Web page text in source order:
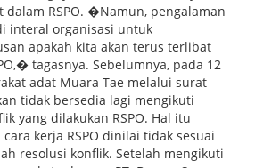
RSPO. �Namun, pengalaman
interal organisasi untuk
apakah kita akan terus terlibat
tagasnya. Sebelumnya, pada 12
adat Muara Tae melalui surat
tidak bersedia lagi mengikuti
yang dilakukan RSPO. Hal itu
kerja RSPO dinilai tidak sesuai
resolusi konflik. Setelah mengikuti